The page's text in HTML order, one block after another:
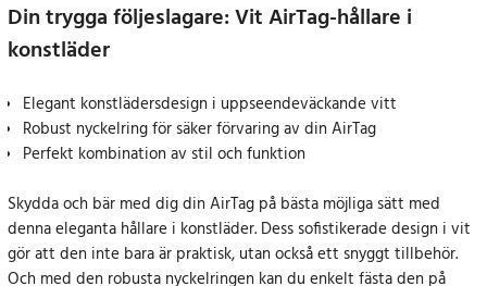
Din trygga följeslagare: Vit AirTag-hållare i
konstläder
Elegant konstlädersdesign i uppseendeväckande vitt
Robust nyckelring för säker förvaring av din AirTag
Perfekt kombination av stil och funktion
Skydda och bär med dig din AirTag på bästa möjliga sätt med
denna eleganta hållare i konstläder. Dess sofistikerade design i vit
gör att den inte bara är praktisk, utan också ett snyggt tillbehör.
Och med den robusta nyckelringen kan du enkelt fästa den på